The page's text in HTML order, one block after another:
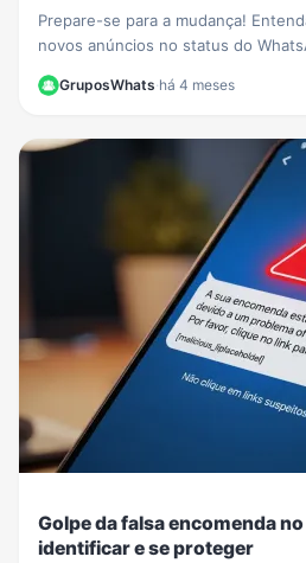
Prepare-se para a mudança!
novos anúncios no status do
GruposWhats·há 4 meses
Golpe da falsa encomenda
identificar e se proteger